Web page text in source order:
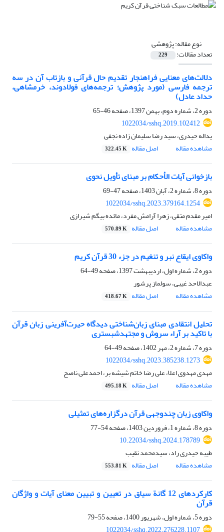
نوع مقاله:پژوهشی
تعداد مقالات: 229
دلالت‌های معنایی فراهنجار تقدیم حال قرآنی و بازتاب آن در سه
ترجمه‌ فارسی (مورد پژوهش؛ ترجمه‌های فولادوند، خرمشاهی،
حداد عادل)
دوره 2، شماره دوم، بهمن 1397، صفحه
46-65
1022034/sshq.2019.102412
یداله حیدری، سید رضا سلیمان زاده نجفی
مشاهده مقاله
اصل مقاله 322.45 K
بازخوانی آیات الأحکام بر مبنای تأویل نحوی
دوره 8، شماره 2، آبان 1403، صفحه
47-69
1022034/sshq.2023.379164.1254
امیر مقدم متقی، زهرا آرامش مفرد، مائده بیگم شیرازی
مشاهده مقاله
اصل مقاله 570.89 K
واکاوی ایقاع نبر و تنغیم در جزء 30 قرآن کریم
دوره 2، شماره اول، اردیبهشت 1397، صفحه
49-64
عبدالاحد غیبی، سولماز پرشور
مشاهده مقاله
اصل مقاله 418.67 K
تحلیل انتقادی مبنای زبان‌شناختی دیدگاه حیرت‌آفرینی زبان قرآن
با تاکید بر آراء سروش و مجتهدشبستری
دوره 7، شماره 2، مهر 1402، صفحه
49-64
1022034/sshq.2023.385238.1273
مهدی مهدوی اعلا، علی رضا خاتم شیشه بر، احمدعلی ناصح
مشاهده مقاله
اصل مقاله 495.18 K
واکاوی زبان چندوجهی قرآن درگزاره‌های تمثیلی
دوره 8، شماره 1، فروردین 1403، صفحه
54-77
10.22034/sshq.2024.178789
طیبه حیدری راد، سیدمحمد نقیب
مشاهده مقاله
اصل مقاله 553.81 K
کارکردهای 12 گانة سیاق در تعیین و تبیین معنای آیات و واژگان
قرآن
دوره 5، شماره اول، شهریور 1400، صفحه
55-79